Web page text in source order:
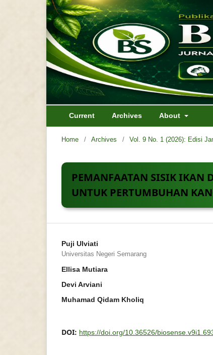
Current Archives About
Home / Archives / Vol. 9 No. 1 (2026): Edisi
PEMANFAATAN SISIK IKAN
UNTUK PERTUMBUHAN
Puji Ulviati
Universitas Negeri Semarang
Ellisa Mutiara
Devi Arviani
Muhamad Qidam Kholiq
DOI: https://doi.org/10.36526/